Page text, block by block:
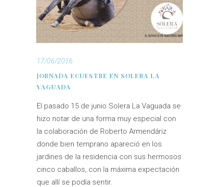
17/06/2016
JORNADA ECUESTRE EN SOLERA LA
VAGUADA
El pasado 15 de junio Solera La Vaguada se
hizo notar de una forma muy especial con
la colaboración de Roberto Armendáriz
donde bien temprano apareció en los
jardines de la residencia con sus hermosos
cinco caballos, con la máxima expectación
que allí se podía sentir.